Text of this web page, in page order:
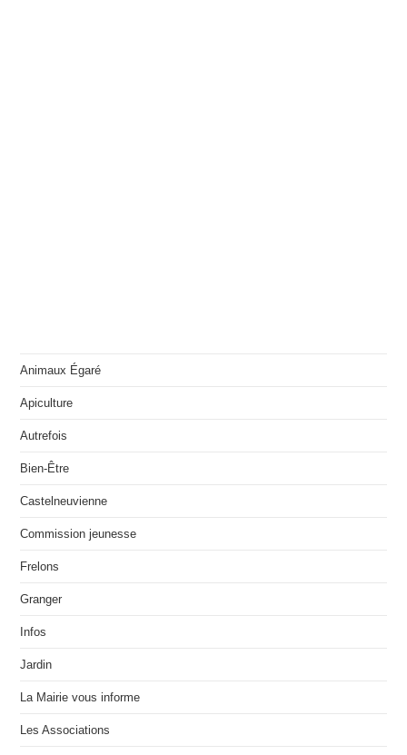
Animaux Égaré
Apiculture
Autrefois
Bien-Être
Castelneuvienne
Commission jeunesse
Frelons
Granger
Infos
Jardin
La Mairie vous informe
Les Associations